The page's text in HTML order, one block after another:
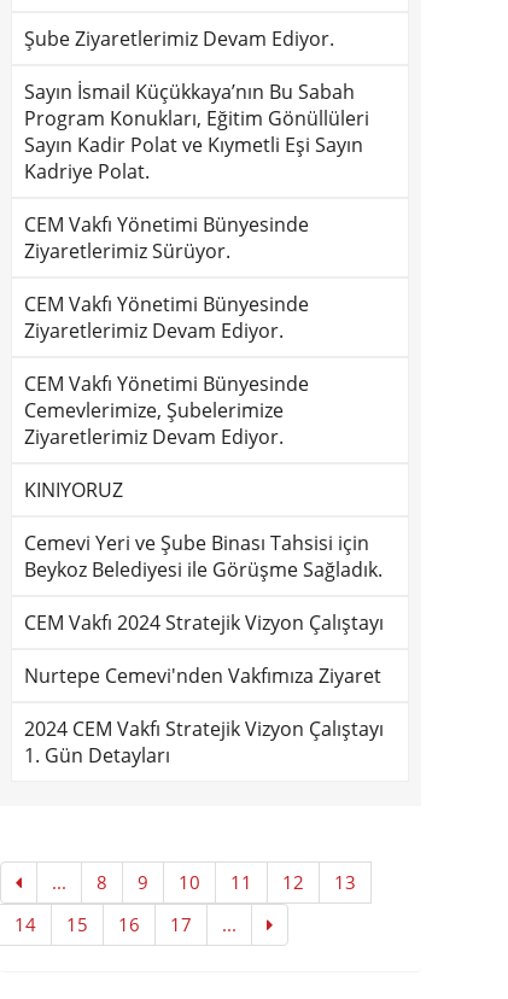
Şube Ziyaretlerimiz Devam Ediyor.
Sayın İsmail Küçükkaya’nın Bu Sabah
Program Konukları, Eğitim Gönüllüleri
Sayın Kadir Polat ve Kıymetli Eşi Sayın
Kadriye Polat.
CEM Vakfı Yönetimi Bünyesinde
Ziyaretlerimiz Sürüyor.
CEM Vakfı Yönetimi Bünyesinde
Ziyaretlerimiz Devam Ediyor.
CEM Vakfı Yönetimi Bünyesinde
Cemevlerimize, Şubelerimize
Ziyaretlerimiz Devam Ediyor.
KINIYORUZ
Cemevi Yeri ve Şube Binası Tahsisi için
Beykoz Belediyesi ile Görüşme Sağladık.
CEM Vakfı 2024 Stratejik Vizyon Çalıştayı
Nurtepe Cemevi'nden Vakfımıza Ziyaret
2024 CEM Vakfı Stratejik Vizyon Çalıştayı
1. Gün Detayları
... 8 9 10 11 12
13
14
15 16 17 ...